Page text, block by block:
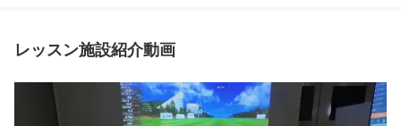
同じ目的を持つ仲間とレベルアップ
少人数制のグループレッスンだから同じ目的をもつ仲間、
レッスン施設紹介動画